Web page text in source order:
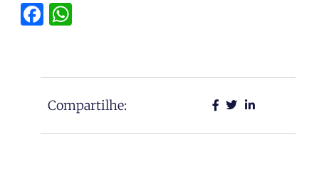
Facebook
Compartilhe: